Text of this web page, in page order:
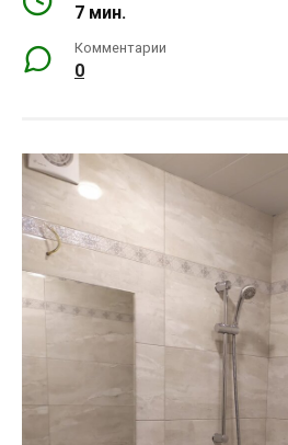
7 мин.
Комментарии
0